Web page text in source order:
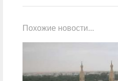
Похожие новости...